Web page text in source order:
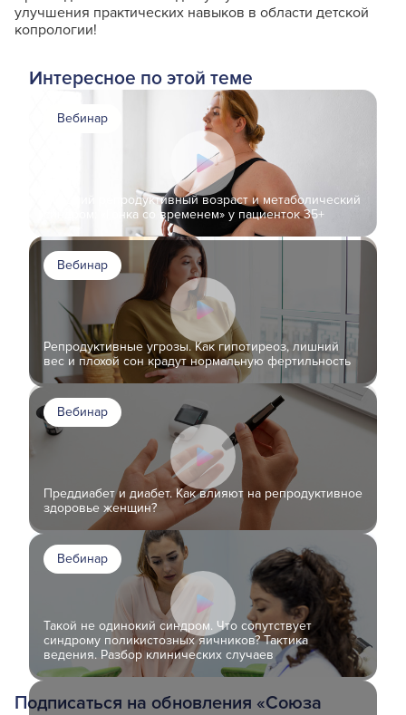
улучшения практических навыков в области детской
копрологии!
Интересное по этой теме
Вебинар
Поздний репродуктивный возраст и метаболический
синдром: «Гонка со временем» у пациенток 35+
Вебинар
Репродуктивные угрозы. Как гипотиреоз, лишний
вес и плохой сон крадут нормальную фертильность
Вебинар
Преддиабет и диабет. Как влияют на репродуктивное
здоровье женщин?
Вебинар
Такой не одинокий синдром. Что сопутствует
синдрому поликистозных яичников? Тактика
ведения. Разбор клинических случаев
Подписаться на обновления «Союза